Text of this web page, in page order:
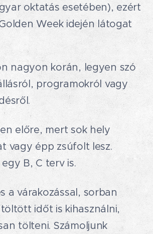
oktatás esetében), ezért
Week idején látogat
nagyon korán, legyen szó
programokról vagy
előre, mert sok hely
vagy épp zsúfolt lesz.
B, C terv is.📈
a várakozással, sorban
időt is kihasználni,
tölteni. Számoljunk